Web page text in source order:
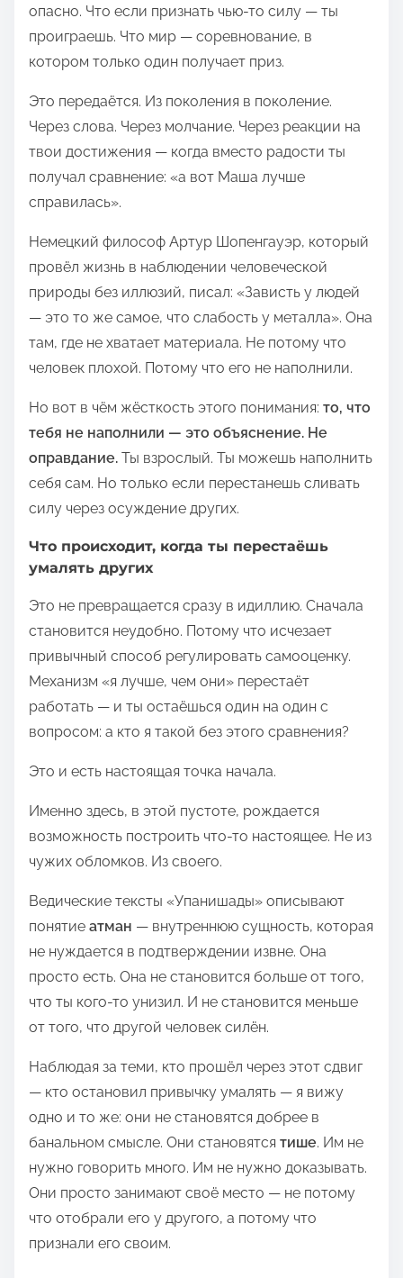
опасно. Что если признать чью-то силу — ты
проиграешь. Что мир — соревнование, в
котором только один получает приз.
Это передаётся. Из поколения в поколение.
Через слова. Через молчание. Через реакции на
твои достижения — когда вместо радости ты
получал сравнение: «а вот Маша лучше
справилась».
Немецкий философ Артур Шопенгауэр, который
провёл жизнь в наблюдении человеческой
природы без иллюзий, писал: «Зависть у людей
— это то же самое, что слабость у металла». Она
там, где не хватает материала. Не потому что
человек плохой. Потому что его не наполнили.
Но вот в чём жёсткость этого понимания: то, что
тебя не наполнили — это объяснение. Не
оправдание. Ты взрослый. Ты можешь наполнить
себя сам. Но только если перестанешь сливать
силу через осуждение других.
Что происходит, когда ты перестаёшь
умалять других
Это не превращается сразу в идиллию. Сначала
становится неудобно. Потому что исчезает
привычный способ регулировать самооценку.
Механизм «я лучше, чем они» перестаёт
работать — и ты остаёшься один на один с
вопросом: а кто я такой без этого сравнения?
Это и есть настоящая точка начала.
Именно здесь, в этой пустоте, рождается
возможность построить что-то настоящее. Не из
чужих обломков. Из своего.
Ведические тексты «Упанишады» описывают
понятие атман — внутреннюю сущность, которая
не нуждается в подтверждении извне. Она
просто есть. Она не становится больше от того,
что ты кого-то унизил. И не становится меньше
от того, что другой человек силён.
Наблюдая за теми, кто прошёл через этот сдвиг
— кто остановил привычку умалять — я вижу
одно и то же: они не становятся добрее в
банальном смысле. Они становятся тише. Им не
нужно говорить много. Им не нужно доказывать.
Они просто занимают своё место — не потому
что отобрали его у другого, а потому что
признали его своим.